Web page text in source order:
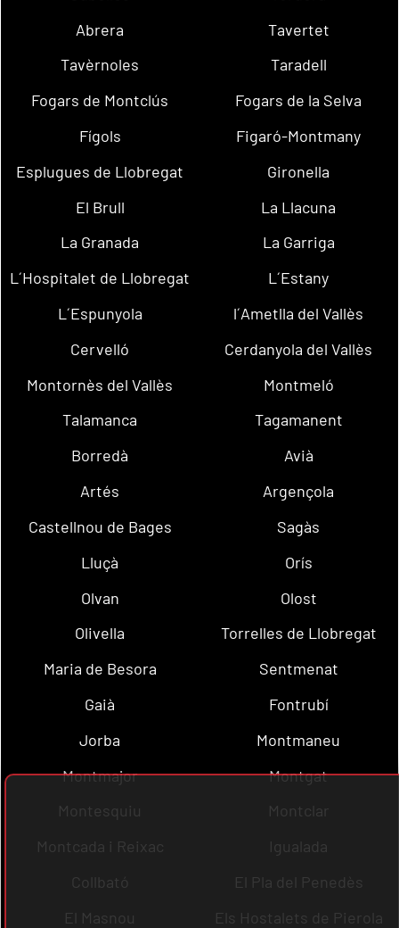
Abrera
Tavertet
Tavèrnoles
Taradell
Fogars de Montclús
Fogars de la Selva
Fígols
Figaró-Montmany
Esplugues de Llobregat
Gironella
El Brull
La Llacuna
La Granada
La Garriga
L´Hospitalet de Llobregat
L´Estany
L´Espunyola
l´Ametlla del Vallès
Cervelló
Cerdanyola del Vallès
Montornès del Vallès
Montmeló
Talamanca
Tagamanent
Borredà
Avià
Artés
Argençola
Castellnou de Bages
Sagàs
Lluçà
Orís
Olvan
Olost
Olivella
Torrelles de Llobregat
Maria de Besora
Sentmenat
Gaià
Fontrubí
Jorba
Montmaneu
Montmajor
Montgat
Montesquiu
Montclar
Montcada i Reixac
Igualada
Collbató
El Pla del Penedès
El Masnou
Els Hostalets de Pierola